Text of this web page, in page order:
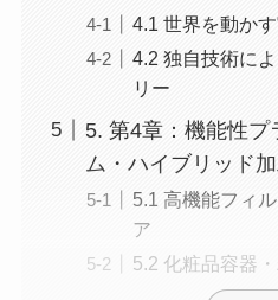
4.1 世界を動か
4.2 独自技術に
リー
5. 第4章：機能性
ム・ハイブリッド
5.1 高機能フィ
ア
5.2 化粧品容器